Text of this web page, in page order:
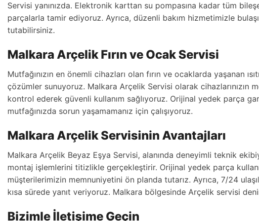
Servisi yanınızda. Elektronik karttan su pompasına kadar tüm
parçalarla tamir ediyoruz. Ayrıca, düzenli bakım hizmetimizle
tutabilirsiniz.
Malkara Arçelik Fırın ve Ocak Servisi
Mutfağınızın en önemli cihazları olan fırın ve ocaklarda yaşanan
çözümler sunuyoruz. Malkara Arçelik Servisi olarak cihazlarınızın
kontrol ederek güvenli kullanım sağlıyoruz. Orijinal yedek parça
mutfağınızda sorun yaşamamanız için çalışıyoruz.
Malkara Arçelik Servisinin Avantajları
Malkara Arçelik Beyaz Eşya Servisi, alanında deneyimli teknik
montaj işlemlerini titizlikle gerçekleştirir. Orijinal yedek parça
müşterilerimizin memnuniyetini ön planda tutarız. Ayrıca, 7/24
kısa sürede yanıt veriyoruz. Malkara bölgesinde Arçelik servisi
Bizimle İletişime Geçin